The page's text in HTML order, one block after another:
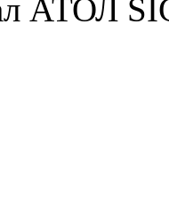
АТОЛ